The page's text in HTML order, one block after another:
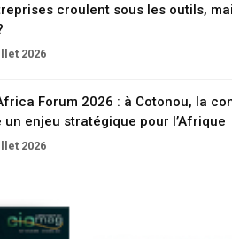
croulent sous les outils,
2026
Forum 2026 : à Cotonou, la
un enjeu stratégique pour l’Afrique
2026